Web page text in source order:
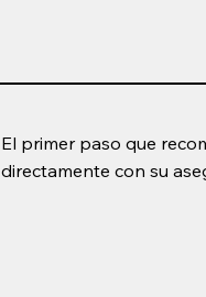
El primer paso que
directamente con su